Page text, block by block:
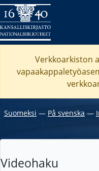
Verkkoarkiston
Suomeksi ― På svenska ―
Videohaku